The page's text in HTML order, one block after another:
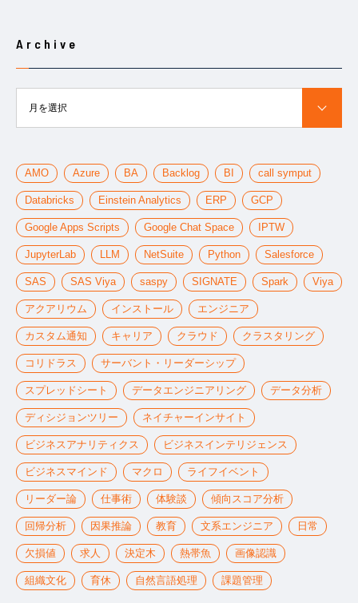
Archive
月を選択
AMO Azure BA Backlog BI call symput
Databricks Einstein Analytics ERP GCP
Google Apps Scripts Google Chat Space IPTW
JupyterLab LLM NetSuite Python Salesforce
SAS SAS Viya saspy SIGNATE Spark Viya
アクアリウム インストール エンジニア
カスタム通知 キャリア クラウド クラスタリング
コリドラス サーバント・リーダーシップ
スプレッドシート データエンジニアリング データ分析
ディシジョンツリー ネイチャーインサイト
ビジネスアナリティクス ビジネスインテリジェンス
ビジネスマインド マクロ ライフイベント
リーダー論 仕事術 体験談 傾向スコア分析
回帰分析 因果推論 教育 文系エンジニア 日常
欠損値 求人 決定木 熱帯魚 画像認識
組織文化 育休 自然言語処理 課題管理